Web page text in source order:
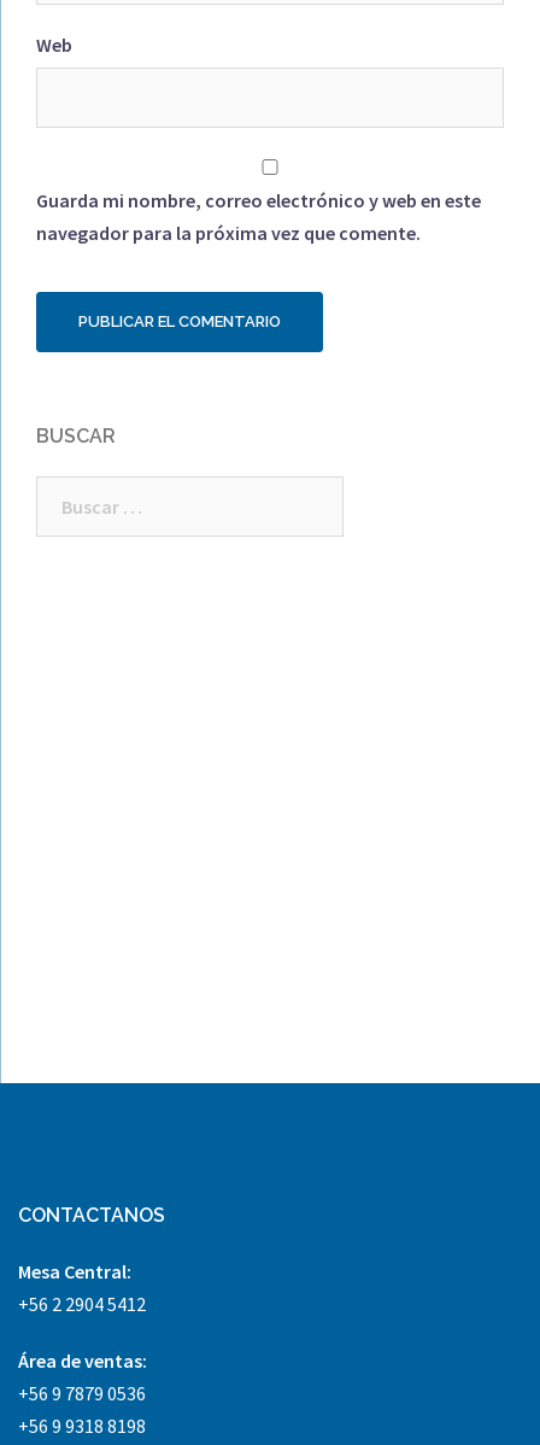
Web
Guarda mi nombre, correo electrónico y web en este
navegador para la próxima vez que comente.
BUSCAR
CONTACTANOS
Mesa Central:
+56 2 2904 5412
Área de ventas:
+56 9 7879 0536
+56 9 9318 8198